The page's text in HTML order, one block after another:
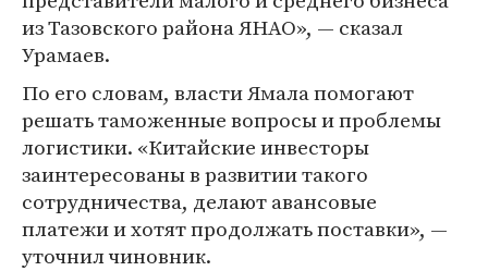
из Тазовского района ЯНАО», — сказал
Урамаев.
По его словам, власти Ямала помогают
решать таможенные вопросы и проблемы
логистики. «Китайские инвесторы
заинтересованы в развитии такого
сотрудничества, делают авансовые
платежи и хотят продолжать поставки», —
уточнил чиновник.